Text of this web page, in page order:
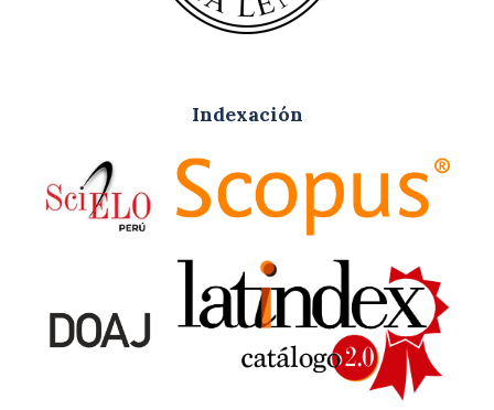
Indexación